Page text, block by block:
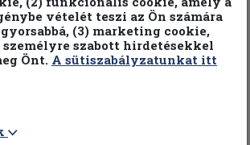
Válogasson több mint 30 000 kötet közül
témakörökben20% kedvezménnyel!
vételét teszi az Ön számára
(3) marketing cookie,
személyre szabott hirdetésekkel
Önt. A sütiszabályzatunkat itt